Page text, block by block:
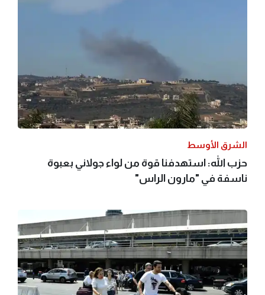
الشرق الأوسط
حزب الله: استهدفنا قوة من لواء جولاني بعبوة
ناسفة في "مارون الراس"